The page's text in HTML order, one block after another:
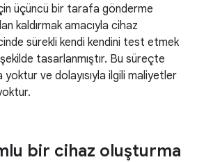
üçüncü bir tarafa gönderme
kaldırmak amacıyla cihaz
sürekli kendi kendini test etmek
tasarlanmıştır. Bu süreçte
ve dolayısıyla ilgili maliyetler
bir cihaz oluşturma